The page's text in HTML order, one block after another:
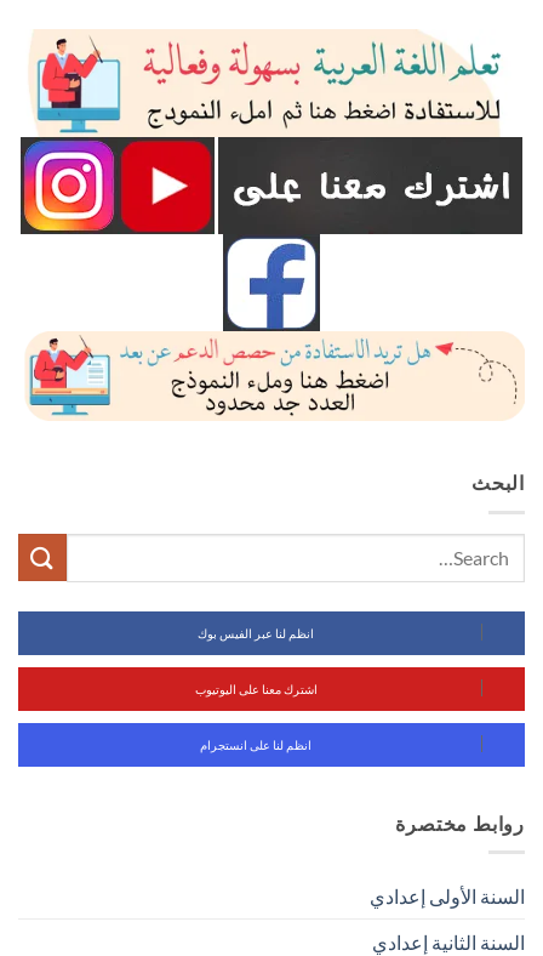
البحث
انظم لنا عبر الفيس بوك
اشترك معنا على اليوتيوب
انظم لنا على انستجرام
روابط مختصرة
السنة الأولى إعدادي
السنة الثانية إعدادي